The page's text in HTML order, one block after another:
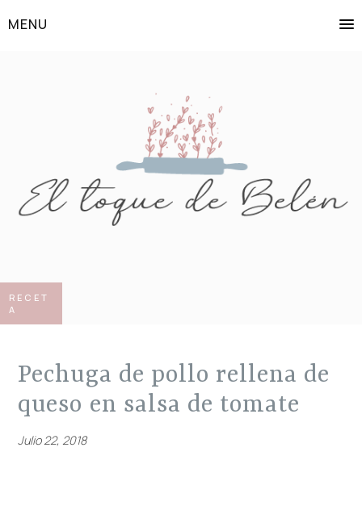
MENU
RECET
A
pechuga de pollo rellena de
queso en salsa de tomate
Julio 22, 2018